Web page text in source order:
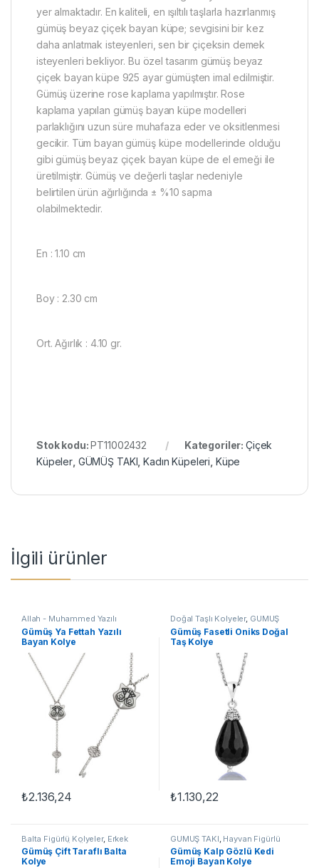
yer almaktadır. En kaliteli, en ışıltılı taşlarla hazırlanmış
gümüş beyaz çiçek bayan küpe; sevgisini bir kez
daha anlatmak isteyenleri, sen bir çiçeksin demek
isteyenleri bekliyor. Bu özel tasarım gümüş beyaz
çiçek bayan küpe 925 ayar gümüşten imal edilmiştir.
Gümüş üzerine rose kaplama yapılmıştır. Rose
kaplama yapılan gümüş bayan küpe modelleri
parlaklığını uzun süre muhafaza eder ve oksitlenmesi
gecikir. Tüm bayan gümüş küpe modellerinde olduğu
gibi gümüş beyaz çiçek bayan küpe de el emeği ile
üretilmiştir. Gümüş ve değerli taşlar nedeniyle
belirtilen ürün ağırlığında ± %10 sapma
olabilmektedir.
En : 1.10 cm
Boy : 2.30 cm
Ort. Ağırlık : 4.10 gr.
Stok kodu:PT11002432 Kategoriler: Çiçek
Küpeler GÜMÜŞ TAKI ,Kadın Küpeleri Küpe
İlgili ürünler
Allah - Muhammed Yazılı
Kolyeler ,Dini Motifli Kolyeler
GÜMÜŞ TAKI,Kadın Kolyeleri
Kolye
Gümüş Ya Fettah Yazılı
Bayan Kolye
₺2.136,24
Doğal Taşlı Kolyeler, GÜMÜŞ
TAKI Kadın Kolyeleri, Kolye,
Taşlı Kolyeler
Gümüş Fasetli Oniks Doğal
Taş Kolye
₺1.130,22
Balta Figürlü Kolyeler, Erkek
Kolyeleri,GÜMÜŞ TAKI, Kolye
Gümüş Çift Taraflı Balta
Kolye
GÜMÜŞ TAKI Hayvan Figürlü
Kolyeler ,Kadın Kolyeleri, Kedili
Kolyeler,Kolye
Gümüş Kalp Gözlü Kedi
Emoji Bayan Kolye